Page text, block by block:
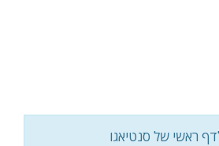
ראשי של סנטיאגו